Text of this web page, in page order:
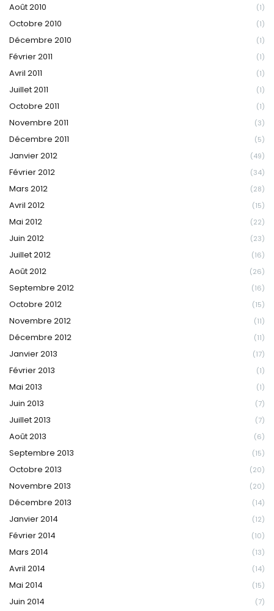
Août 2010 (1)
Octobre 2010 (1)
Décembre 2010 (1)
Février 2011 (1)
Avril 2011 (1)
Juillet 2011 (1)
Octobre 2011 (1)
Novembre 2011 (3)
Décembre 2011 (5)
Janvier 2012 (49)
Février 2012 (34)
Mars 2012 (28)
Avril 2012 (15)
Mai 2012 (22)
Juin 2012 (23)
Juillet 2012 (16)
Août 2012 (26)
Septembre 2012 (16)
Octobre 2012 (15)
Novembre 2012 (11)
Décembre 2012 (11)
Janvier 2013 (17)
Février 2013 (1)
Mai 2013 (1)
Juin 2013 (7)
Juillet 2013 (7)
Août 2013 (6)
Septembre 2013 (15)
Octobre 2013 (20)
Novembre 2013 (20)
Décembre 2013 (14)
Janvier 2014 (12)
Février 2014 (10)
Mars 2014 (13)
Avril 2014 (14)
Mai 2014 (15)
Juin 2014 (7)